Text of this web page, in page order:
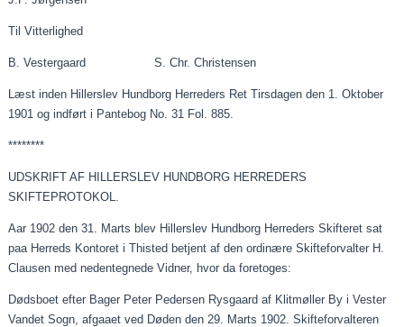
Til Vitterlighed
B. Vestergaard S. Chr. Christensen
Læst inden Hillerslev Hundborg Herreders RetTirsdagen den 1. Oktober
1901 og indført i Pantebog No. 31 Fol. 885.
********
UDSKRIFT AF HILLERSLEV HUNDBORG HERREDERS
SKIFTEPROTOKOL.
Aar 1902 den 31. Marts blev Hillerslev Hundborg Herreders Skifteret sat
paa Herreds Kontoret i Thisted betjent af den ordinære Skifteforvalter H.
Clausen mednedentegnede Vidner, hvor da foretoges:
Dødsboet efter Bager Peter Pedersen Rysgaard af Klitmøller By i Vester
Vandet Sogn,afgaaet ved Døden den 29. Marts 1902. Skifteforvalteren